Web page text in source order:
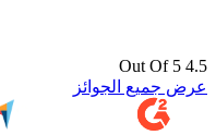
4.5 Out Of 5
عرض جميع الجوائز